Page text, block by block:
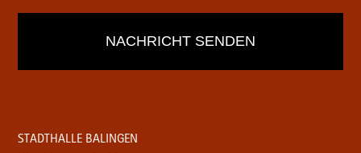
STADTHALLE BALINGEN